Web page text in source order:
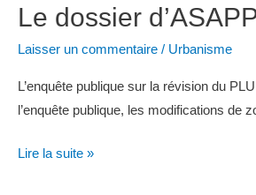
enquêteur
Le dossier
Laisser un commentaire / Urbanisme
L’enquête publique sur la révision du
l’enquête publique, les modifications de
Le
Lire la suite »